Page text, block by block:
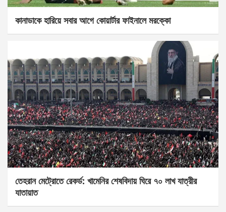
কানাডাকে হারিয়ে সবার আগে কোয়ার্টার ফাইনালে মরক্কো
তেহরান মেট্রোতে রেকর্ড: খামেনির শেষবিদায় ঘিরে ৭০ লাখ যাত্রীর
যাতায়াত